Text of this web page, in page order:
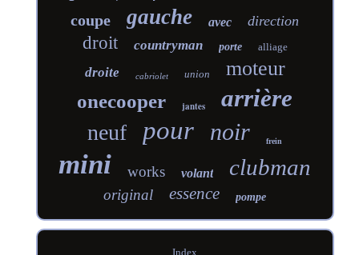
coupe gauche avec direction
droit countryman porte alliage
droite cabriolet union moteur
onecooper jantes arrière
neuf pour noir frein
mini works volant clubman
original essence pompe
Index